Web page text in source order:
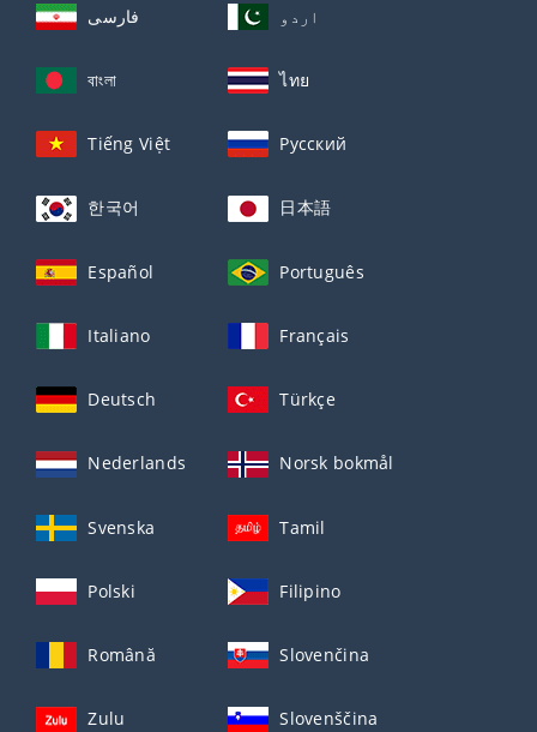
فارسی اردو
বাংলা ไทย
Tiếng Việt Русский
한국어 日本語
Español Português
Italiano Français
Deutsch Türkçe
Nederlands Norsk bokmål
Svenska Tamil
Polski Filipino
Română Slovenčina
Zulu Slovenščina